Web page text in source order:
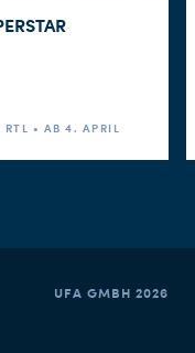
• AB 4. APRIL
UFA GMBH 2026